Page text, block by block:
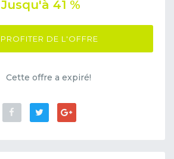
Jusqu'à 41 %
PROFITER DE L'OFFRE
Cette offre a expiré!